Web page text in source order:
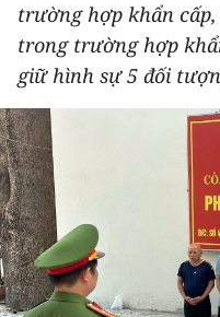
PHÁP LUẬT
DU LỊCH
THẾ GIỚI
THỂ THAO
GIÁO DỤC
Y TẾ
trường hợp khẩn
trong trường hợp
giữ hình sự 5 đối